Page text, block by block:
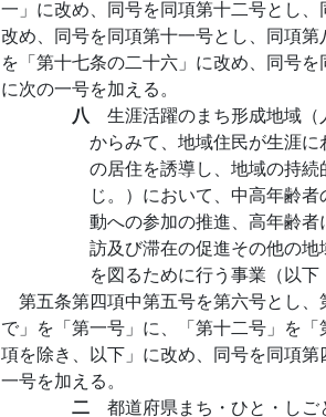
一」に改め、同号を同項第十二号とし
改め、同号を同項第十一号とし、同項
を「第十七条の二十六」に改め、同号
に次の一号を加える。
八 生涯活躍のまち形成地域
からみて、地域住民が生涯
の居住を誘導し、地域の持
じ。）において、中高年齢
動への参加の推進、高年齢
訪及び滞在の促進その他の
を図るために行う事業（以
第五条第四項中第五号を第六号とし
で」を「第一号」に、「第十二号」を
項を除き、以下」に改め、同号を同項
一号を加える。
二 都道府県まち・ひと・し